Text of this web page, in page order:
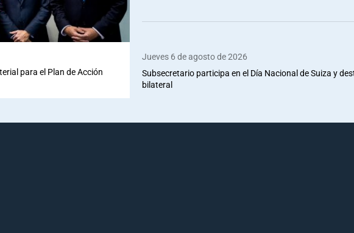
para el Plan de Acción
Jueves 6 de agosto de 2026
Subsecretario participa en el Día Nacional de Suiza y
bilateral